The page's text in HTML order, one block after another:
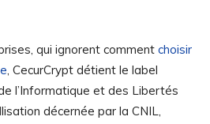
qui ignorent comment choisir
, CecurCrypt détient le label
l’Informatique et des Libertés
décernée par la CNIL,